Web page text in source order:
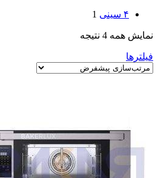
۴ سینی 1
نمایش همه 4 نتیجه
فیلترها